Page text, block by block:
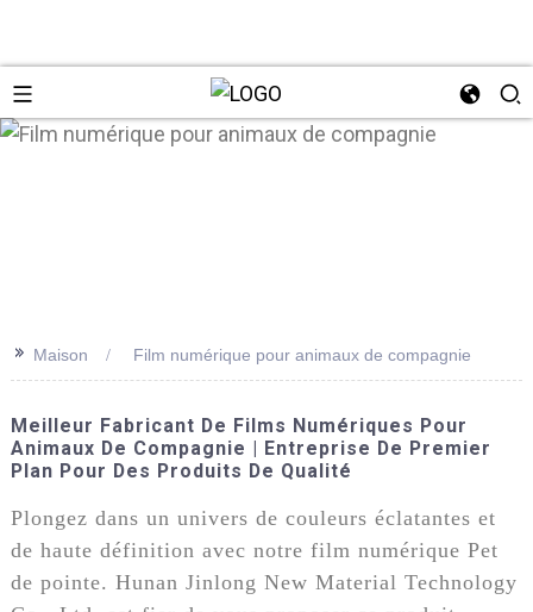
>> Maison Film numérique pour animaux de compagnie
Meilleur Fabricant De Films Numériques Pour
Animaux De Compagnie | Entreprise De Premier
Plan Pour Des Produits De Qualité
Plongez dans un univers de couleurs éclatantes et
de haute définition avec notre film numérique Pet
de pointe. Hunan Jinlong New Material Technology